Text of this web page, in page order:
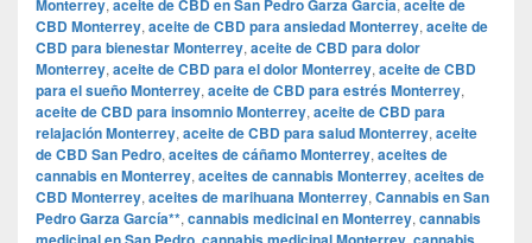
Monterrey aceite de CBD en San Pedro Garza García aceite de
CBD Monterrey, aceite de CBD para ansiedad Monterrey, aceite de
CBD para bienestar Monterrey, aceite de CBD para dolor
Monterrey, aceite de CBD para el dolor Monterrey, aceite de CBD
para el sueño Monterrey, aceite de CBD para estrés Monterrey,
aceite de CBD para insomnio Monterrey, aceite de CBD para
relajación Monterrey, aceite de CBD para salud Monterrey, aceite
de CBD San Pedro, aceites de cáñamo Monterrey, aceites de
cannabis en Monterrey, aceites de cannabis Monterrey, aceites de
CBD Monterrey, aceites de marihuana Monterrey, Cannabis en San
Pedro Garza García**, cannabis medicinal en Monterrey, cannabis
, ,